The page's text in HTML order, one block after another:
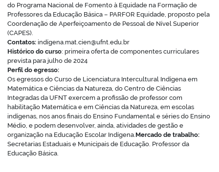
portal
do Programa Nacional de Fomento à Equidade na Formação de
Professores da Educação Básica – PARFOR Equidade, proposto pela
Coordenação de Aperfeiçoamento de Pessoal de Nível Superior
(CAPES).
Contatos: indígena.mat.cien@ufnt.edu.br
Histórico do curso: primeira oferta de componentes curriculares
prevista para julho de 2024
Perfil do egresso:
Os egressos do Curso de Licenciatura Intercultural Indígena em
Matemática e Ciências da Natureza, do Centro de Ciências
Integradas da UFNT exercem a profissão de professor com
habilitação Matemática e em Ciências da Natureza, em escolas
indígenas, nos anos finais do Ensino Fundamental e séries do Ensino
Médio, e podem desenvolver, ainda, atividades de gestão e
organização na Educação Escolar Indígena. Mercado de trabalho:
Secretarias Estaduais e Municipais de Educação. Professor da
Educação Básica.